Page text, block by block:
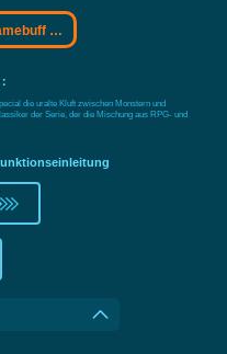
Trainer
die uralte Kluft zwischen Monstern und
der Serie, der die Mischung aus RPG- und